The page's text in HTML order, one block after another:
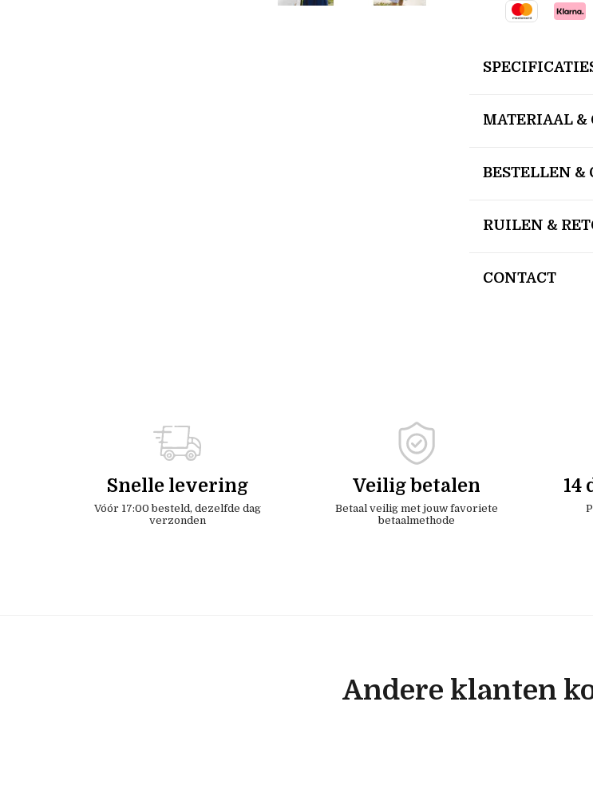
MATERIAAL &
BESTELLEN &
RUILEN &
CONTACT
Snelle levering
Vóór 17:00 besteld, dezelfde dag
verzonden
Veilig betalen
Betaal veilig met jouw favoriete
betaalmethode
14
Andere klanten